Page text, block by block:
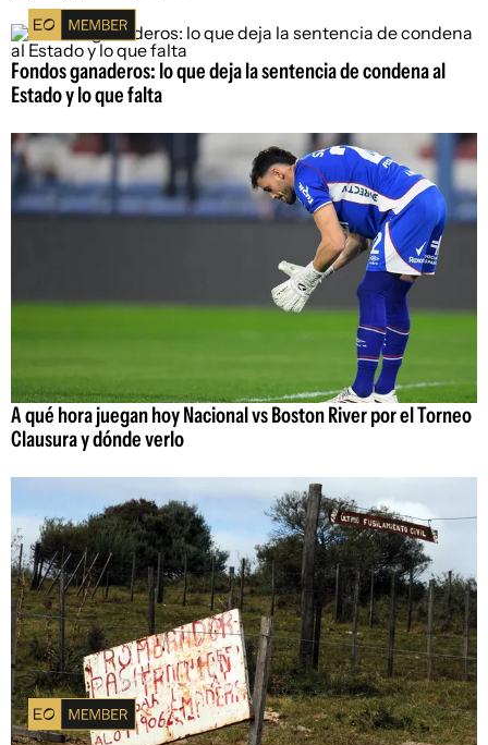
Fondos ganaderos: lo que deja la sentencia de condena al
Estado y lo que falta
A qué hora juegan hoy Nacional vs Boston River por el Torneo
Clausura y dónde verlo